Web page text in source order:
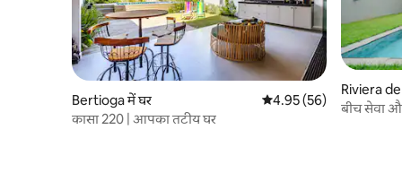
Bertioga में घर औसत रेटिंग 5 में से 4.95, 56
4.95 (56)
कासा 220 | आपका तटीय घर
Riviera
बीच सेवा